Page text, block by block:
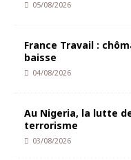
05/08/2026
France Travail :
baisse
04/08/2026
Au Nigeria, la lutte
terrorisme
03/08/2026